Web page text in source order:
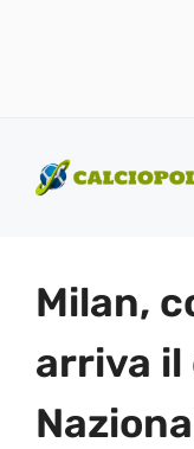
contenuto
Milan,
arriva il